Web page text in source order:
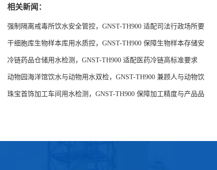
相关新闻：
强制隔离戒毒所饮水安全管控，GNST-TH900 适配司法行政场所要
求
干细胞库生物样本库用水质控，GNST-TH900 保障生物样本存储安
全
冷链药品仓储用水检测，GNST-TH900 适配医药冷链高标准要求
动物园海洋馆饮水与动物用水双检，GNST-TH900 兼顾人与动物饮
水安全
珠宝首饰加工车间用水检测，GNST-TH900 保障加工精度与产品品